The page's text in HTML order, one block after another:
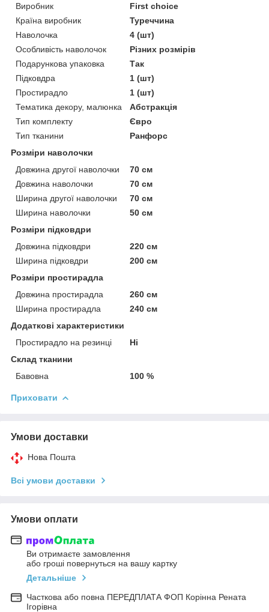
Виробник
First choice
Країна виробник
Туреччина
Наволочка
4 (шт)
Особливість наволочок
Різних розмірів
Подарункова упаковка
Так
Підковдра
1 (шт)
Простирадло
1 (шт)
Тематика декору, малюнка
Абстракція
Тип комплекту
Євро
Тип тканини
Ранфорс
Розміри наволочки
Довжина другої наволочки
70 см
Довжина наволочки
70 см
Ширина другої наволочки
70 см
Ширина наволочки
50 см
Розміри підковдри
Довжина підковдри
220 см
Ширина підковдри
200 см
Розміри простирадла
Довжина простирадла
260 см
Ширина простирадла
240 см
Додаткові характеристики
Простирадло на резинці
Ні
Склад тканини
Бавовна
100 %
Приховати
Умови доставки
Нова Пошта
Всі умови доставки
Умови оплати
Ви отримаєте замовлення
або гроші повернуться на вашу картку
Детальніше
Часткова або повна ПЕРЕДПЛАТА ФОП Корінна Рената
Ігорівна